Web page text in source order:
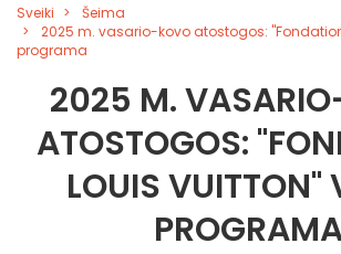
Sveiki
Šeima
2025 m. vasario-kovo atostogos:
programa
2025 M.
ATOSTOGOS:
LOUIS VUITTON"